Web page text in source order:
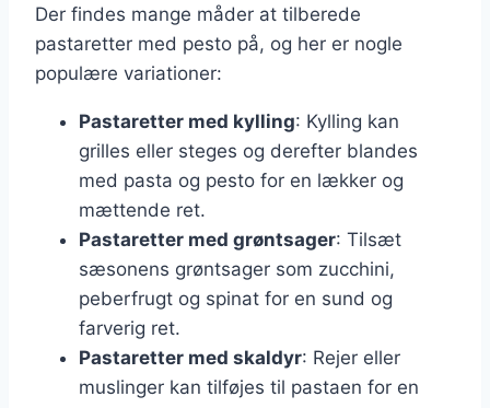
Der findes mange måder at tilberede
pastaretter med pesto på, og her er nogle
populære variationer:
Pastaretter med kylling: Kylling kan
grilles eller steges og derefter blandes
med pasta og pesto for en lækker og
mættende ret.
Pastaretter med grøntsager: Tilsæt
sæsonens grøntsager som zucchini,
peberfrugt og spinat for en sund og
farverig ret.
Pastaretter med skaldyr: Rejer eller
muslinger kan tilføjes til pastaen for en